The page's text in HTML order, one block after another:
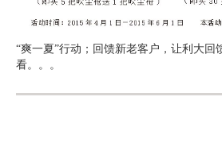
“爽一夏”行动；回馈新老客户，让利大回
看。。。